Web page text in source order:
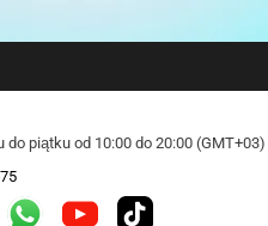
do piątku od 10:00 do 20:00 (GMT+03)